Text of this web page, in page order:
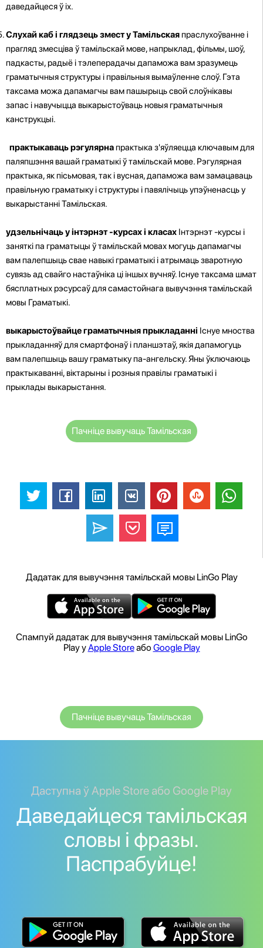
даведайцеся ў іх.
Слухай каб і глядзець змест у Тамільскаяпраслухоўванне і
прагляд змесціва ў тамільскай мове, напрыклад, фільмы, шоў,
падкасты, радыё і тэлеперадачы дапаможа вам зразумець
граматычныя структуры і правільныя вымаўленне слоў. Гэта
таксама можа дапамагчы вам пашырыць свой слоўнікавы
запас і навучыцца выкарыстоўваць новыя граматычныя
канструкцыі.
практыкаваць рэгулярнапрактыка з'яўляецца ключавым для
паляпшэння вашай граматыкі ў тамільскай мове. Рэгулярная
практыка, як пісьмовая, так і вусная, дапаможа вам замацаваць
правільную граматыку і структуры і павялічыць упэўненасць у
выкарыстанні Тамільская.
удзельнічаць у інтэрнэт -курсах і класах Інтэрнэт -курсы і
заняткі па граматыцы ў тамільскай мовах могуць дапамагчы
вам палепшыць свае навыкі граматыкі і атрымаць зваротную
сувязь ад свайго настаўніка ці іншых вучняў. Існуе таксама шмат
бясплатных рэсурсаў для самастойнага вывучэння тамільскай
мовы Граматыкі.
выкарыстоўвайце граматычныя прыкладанні Існуе мноства
прыкладанняў для смартфонаў і планшэтаў, якія дапамогуць
вам палепшыць вашу граматыку па-ангельску. Яны ўключаюць
практыкаванні, віктарыны і розныя правілы граматыкі і
прыклады выкарыстання.
Пачніце вывучаць Тамільская
Дадатак для вывучэння тамільскай мовы LinGo Play
Спампуй дадатак для вывучэння тамільскай мовы LinGo
Play уApple Storeабо Google Play
Пачніце вывучаць Тамільская
Даступна ў Apple Store або Google Play
Даведайцеся тамільская
словы і фразы.
Паспрабуйце!